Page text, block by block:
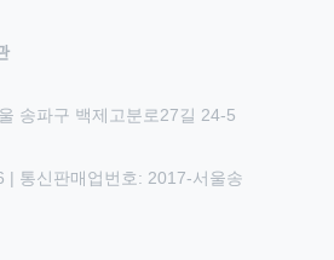
송파구 백제고분로27길 24-5
| 통신판매업번호: 2017-서울송